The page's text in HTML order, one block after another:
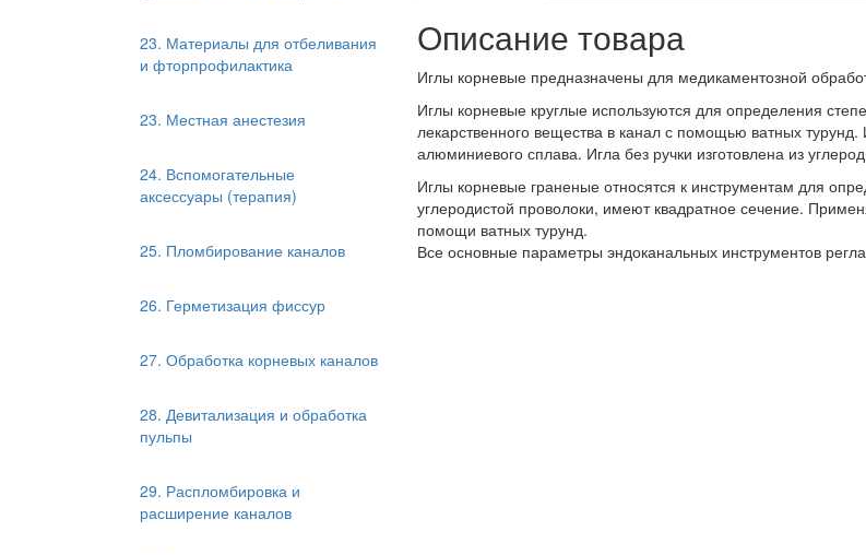
23. Материалы для отбеливания
и фторпрофилактика
23. Местная анестезия
24. Вспомогательные
аксессуары (терапия)
25. Пломбирование каналов
26. Герметизация фиссур
27. Обработка корневых каналов
28. Девитализация и обработка
пульпы
29. Распломбировка и
расширение каналов
Описание товара
Иглы корневые предназначены для медикаментозной
Иглы корневые круглые используются для определения
лекарственного вещества в канал с помощью ватных
алюминиевого сплава. Игла без ручки изготовлена из
Иглы корневые граненые относятся к инструментам для
углеродистой проволоки, имеют квадратное сечение.
помощи ватных турунд.
Все основные параметры эндоканальных инструментов